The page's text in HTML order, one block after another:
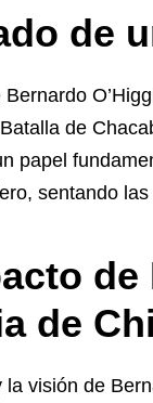
de
Bernardo
de
papel
sentando
de
de
la visión de